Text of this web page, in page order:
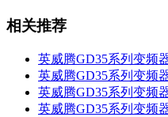
相关推荐
英威腾GD35系列变频
英威腾GD35系列变频
英威腾GD35系列变频
英威腾GD35系列变频